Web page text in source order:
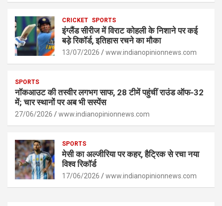
p
CRICKET SPORTS
इंग्लैंड सीरीज में विराट कोहली के निशाने पर कई
बड़े रिकॉर्ड, इतिहास रचने का मौका
13/07/2026 www.indianopinionnews.com
SPORTS
नॉकआउट की तस्वीर लगभग साफ, 28 टीमें पहुंचीं राउंड ऑफ-32
में; चार स्थानों पर अब भी सस्पेंस
27/06/2026 www.indianopinionnews.com
SPORTS
मेसी का अल्जीरिया पर कहर, हैट्रिक से रचा नया
विश्व रिकॉर्ड
17/06/2026 www.indianopinionnews.com